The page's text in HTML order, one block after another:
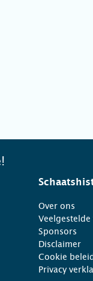
Over ons
Veelgestelde
Sponsors
Disclaimer
Cookie beleid
Privacy